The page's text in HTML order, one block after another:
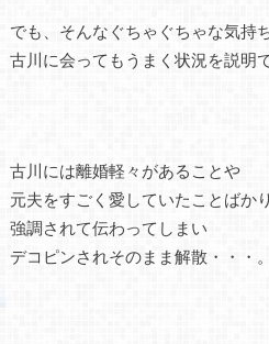
でも、そんなぐちゃぐちゃな気持
古川に会ってもうまく状況を説明
古川には離婚軽々があることや
元夫をすごく愛していたことばか
強調されて伝わってしまい
デコピンされそのまま解散・・・。